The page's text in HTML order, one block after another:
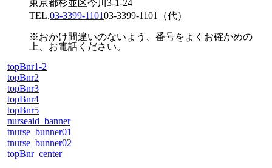
東京都杉並区今川3-1-24
TEL.03-3399-110103-3399-1101 （代）
※おかけ間違いのないよう、番号をよくお確かめの
上、お電話ください。
topBnr1-2
topBnr2
topBnr3
topBnr4
topBnr5
nurseaid_banner
tnurse_bunner01
tnurse_bunner02
topBnr_center